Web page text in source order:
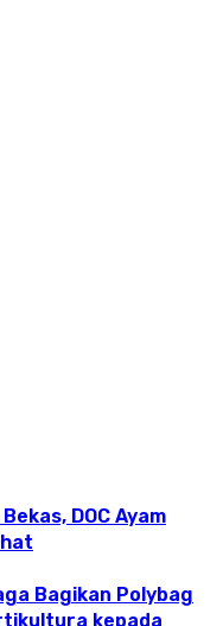
DOC Ayam
Bagikan Polybag
kepada